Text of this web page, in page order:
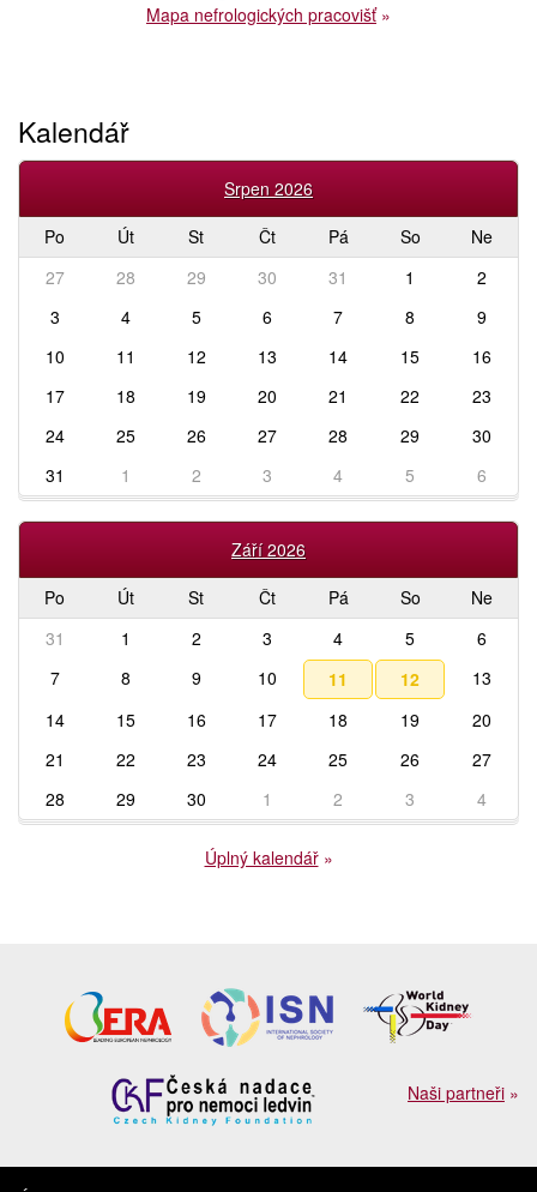
Mapa nefrologických pracovišť»
Kalendář
Srpen 2026
Po
Út St Čt Pá So
Ne
27
28 29 30 31 1
2
3
4 5 6 7 8
9
10
11 12 13 14 15
16
17
18 19 20 21 22
23
24
25 26 27 28 29
30
31
1 2 3 4 5 6
Září 2026
Po
Út St Čt Pá So
Ne
31
1 2 3 4 5
6
7
8 9 10 11 12
13
14
15 16 17 18 19
20
21
22 23 24 25 26
27
28
29 30 1 2 3 4
Úplný kalendář»
Naši partneři »